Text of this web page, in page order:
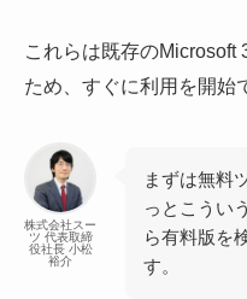
これらは既存のMicrosoft
ため、すぐに利用を開始
株式会社スー
ツ 代表取締
役社長 小松
裕介
まずは無料
っとこうい
ら有料版を
す。